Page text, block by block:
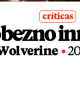
posted
in
críticas